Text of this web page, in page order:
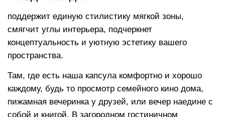
Двухстороннее покрывало из текстиля
качества, высокой степенью износостойкости и
превосходным благородным внешним видом.
Большинство из них можно стирать в стиральной
машинке, все они рассчитаны на длительный срок
службы.
Текстиль премиум класса
температуре 30°